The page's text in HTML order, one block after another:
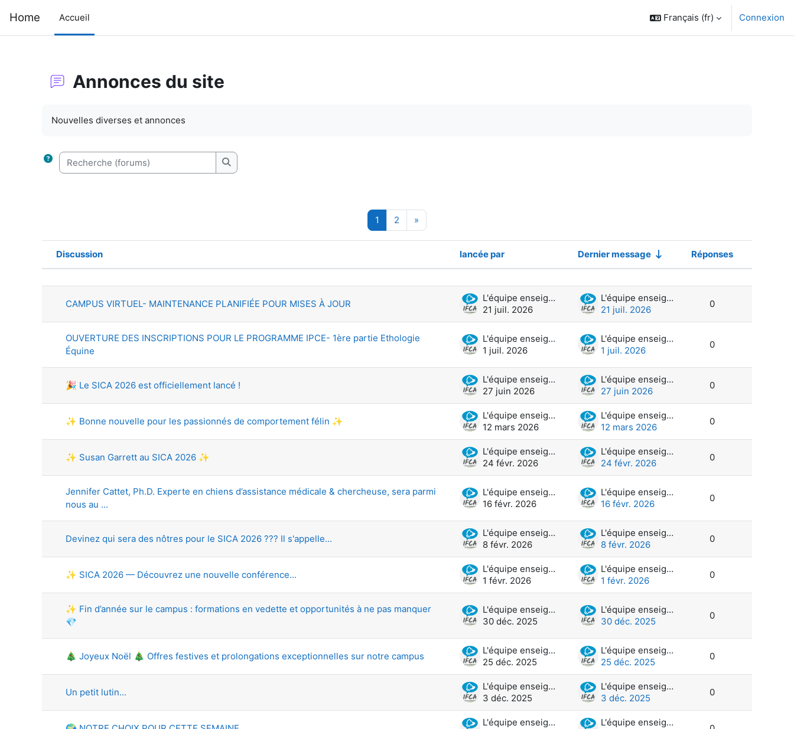
Home Accueil Français ‎(fr)‎ Connexion
Annonces du site
Nouvelles diverses et annonces
Recherche (forums)
Recherche (forums)
1 Page 1
2 Page 2
»
Statut
Discussion lancée par Dernier message
Réponses
Actions
CAMPUS VIRTUEL- MAINTENANCE PLANIFIÉE POUR MISES À JOUR
L'équipe enseignante et administration
21 juil. 2026
L'équipe enseignante et administration
21 juil. 2026
0
OUVERTURE DES INSCRIPTIONS POUR LE PROGRAMME IPCE- 1ère partie Ethologie
Équine
L'équipe enseignante et administration
1 juil. 2026
L'équipe enseignante et administration
1 juil. 2026
0
🎉 Le SICA 2026 est officiellement lancé !
L'équipe enseignante et administration
27 juin 2026
L'équipe enseignante et administration
27 juin 2026
0
✨ Bonne nouvelle pour les passionnés de comportement félin ✨
L'équipe enseignante et administration
12 mars 2026
L'équipe enseignante et administration
12 mars 2026
0
✨ Susan Garrett au SICA 2026 ✨
L'équipe enseignante et administration
24 févr. 2026
L'équipe enseignante et administration
24 févr. 2026
0
Jennifer Cattet, Ph.D. Experte en chiens d’assistance médicale & chercheuse, sera parmi
nous au ...
L'équipe enseignante et administration
16 févr. 2026
L'équipe enseignante et administration
16 févr. 2026
0
Devinez qui sera des nôtres pour le SICA 2026 ??? Il s'appelle...
L'équipe enseignante et administration
8 févr. 2026
L'équipe enseignante et administration
8 févr. 2026
0
✨ SICA 2026 — Découvrez une nouvelle conférence...
L'équipe enseignante et administration
1 févr. 2026
L'équipe enseignante et administration
1 févr. 2026
0
✨ Fin d’année sur le campus : formations en vedette et opportunités à ne pas manquer
💎
L'équipe enseignante et administration
30 déc. 2025
L'équipe enseignante et administration
30 déc. 2025
0
🎄 Joyeux Noël 🎄 Offres festives et prolongations exceptionnelles sur notre campus
L'équipe enseignante et administration
25 déc. 2025
L'équipe enseignante et administration
25 déc. 2025
0
Un petit lutin...
L'équipe enseignante et administration
3 déc. 2025
L'équipe enseignante et administration
3 déc. 2025
0
L'équipe enseignante et administration
L'équipe enseignante et administration